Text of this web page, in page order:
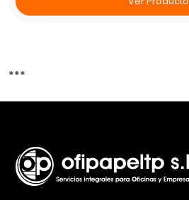
***